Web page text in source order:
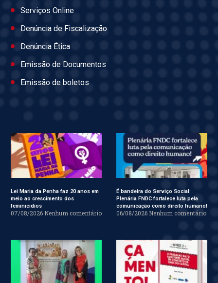
Serviços Online
Denúncia de Fiscalização
Denúncia Ética
Emissão de Documentos
Emissão de boletos
Lei Maria da Penha faz 20 anos em
meio ao crescimento dos
feminicídios
07/08/2026 Nenhum comentário
É bandeira do Serviço Social:
Plenária FNDC fortalece luta pela
comunicação como direito humano!
06/08/2026 Nenhum comentário